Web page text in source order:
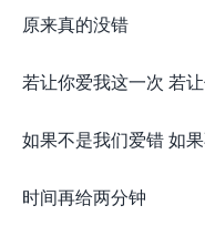
原来真的没错
若让你爱我这一次 若
如果不是我们爱错 如
时间再给两分钟